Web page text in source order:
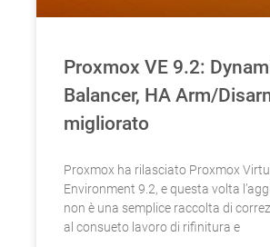
Proxmox VE 9.2:
Balancer, HA Arm/
migliorato
Proxmox ha rilasciato Proxmox
Environment 9.2, e questa volta
non è una semplice raccolta di
al consueto lavoro di rifinitura e